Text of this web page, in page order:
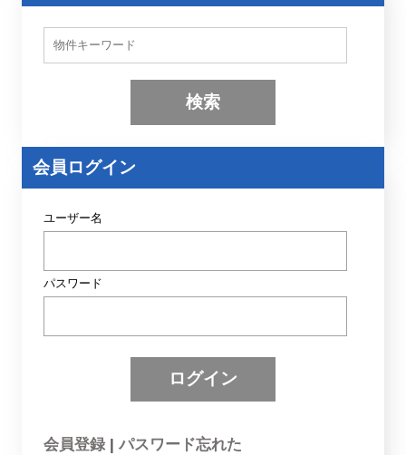
件
検
ー
ド
)
会員ログイン
ユーザー名
パスワード
会員登録| パスワード忘れた